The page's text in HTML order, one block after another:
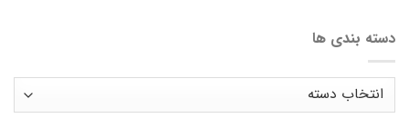
دسته بندی ها
دسته
بندی